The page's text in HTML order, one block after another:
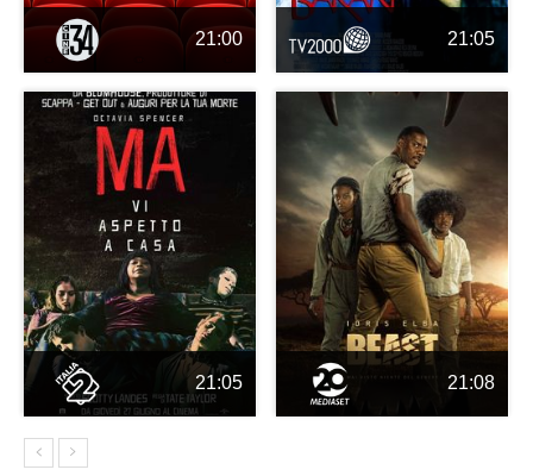
21:00 21:05
21:05 21:08